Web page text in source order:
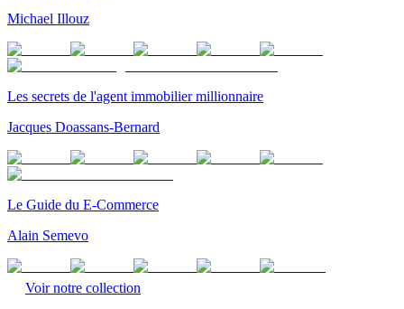
Michael Illouz
Les secrets de l'agent immobilier millionnaire
Jacques Doassans-Bernard
Le Guide du E-Commerce
Alain Semevo
Voir notre collection